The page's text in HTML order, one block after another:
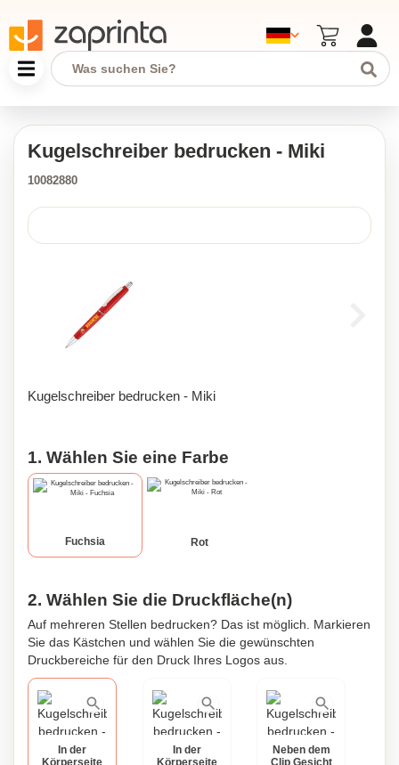
Kugelschreiber bedrucken - Miki
10082880
Kugelschreiber bedrucken - Miki
1. Wählen Sie eine Farbe
Fuchsia Rot
2. Wählen Sie die Druckfläche(n)
Auf mehreren Stellen bedrucken? Das ist möglich. Markieren
Sie das Kästchen und wählen Sie die gewünschten
Druckbereiche für den Druck Ihres Logos aus.
In der
Körperseite
In der
Körperseite
Neben dem
Clip Gesicht